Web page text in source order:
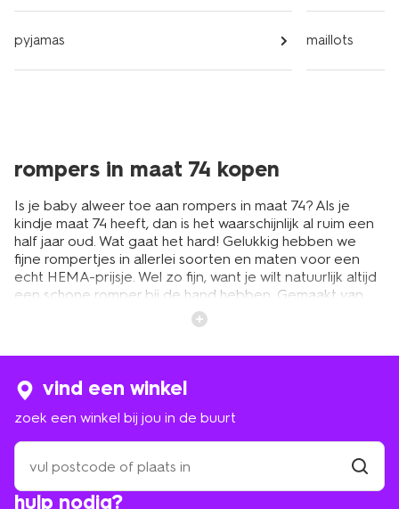
pyjamas maillots
rompers in maat 74 kopen
Is je baby alweer toe aan rompers in maat 74? Als je
kindje maat 74 heeft, dan is het waarschijnlijk al ruim een
half jaar oud. Wat gaat het hard! Gelukkig hebben we
fijne rompertjes in allerlei soorten en maten voor een
echt HEMA-prijsje. Wel zo fijn, want je wilt natuurlijk altijd
een schone romper bij de hand hebben. Gemaakt van
een lekker zacht stofje, waar je kleintje heerlijk in kan
slapen, spelen en kruipen. Gelukkig heeft HEMA
zijn de rompertjes eigenlijk te leuk om er iets overheen
te dragen. En dat hoeft ook niet altijd. Met een leuke
romper in maat 74 en een broek of rokje erbij, ziet je
kleintje er hartstikke leuk uit.
veel soorten rompers in maat 74
hulp nodig?
vind een winkel
zoek een winkel bij jou in de buurt
zoek
een
winkel
bij